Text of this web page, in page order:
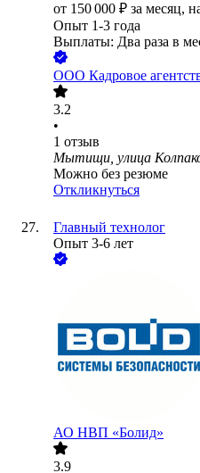
от 150 000 ₽ за месяц,
Опыт 1-3 года
Выплаты: Два раза в
ООО Кадровое
3.2
•
1 отзыв
Мытищи, улица
Можно без резюме
Откликнуться
Главный технолог
Опыт 3-6 лет
АО НВП «Болид»
3.9